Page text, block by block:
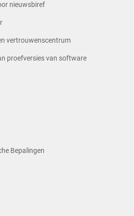
nieuwsbiref
vertrouwenscentrum
proefversies van software
Bepalingen